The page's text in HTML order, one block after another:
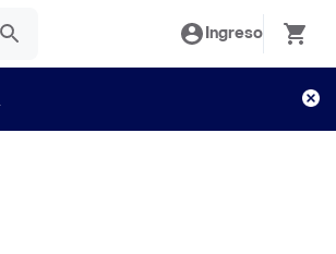
Ingreso